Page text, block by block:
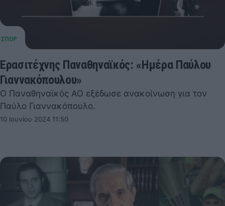
Ερασιτέχνης Παναθηναϊκός: «Ημέρα Παύλου
Γιαννακόπουλου»
Ο Παναθηναϊκός ΑΟ εξέδωσε ανακοίνωση για τον
Παύλο Γιαννακόπουλο.
10 Ιουνίου 2024 11:50